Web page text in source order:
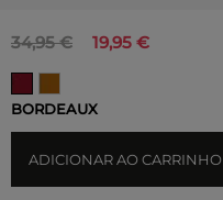
19,95 €
34,95 €
BORDEAUX
ADICIONAR AO CARRINHO